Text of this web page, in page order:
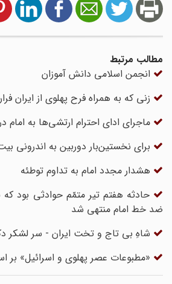
مطالب مرتبط
انجمن اسلامی دانش آموزان
زنی که به همراه فرح پهلوی از ایران فرار
ماجرای ادای احترام ارتشی‌ها به امام در
برای نخستین‌بار دوربین به اندرونی بیت
هشدار مجدد امام به تداوم توطئه
حادثه هفتم تیر متمّم حوادثی بود که
ضد خط امام منتهی شد
شاهِ بی تاج و تخت ایران - سر لشکر دکتر
«مطبوعات عصر پهلوی و اسرائیل» بر